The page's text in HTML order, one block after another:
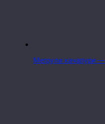
Мегрули хачапури